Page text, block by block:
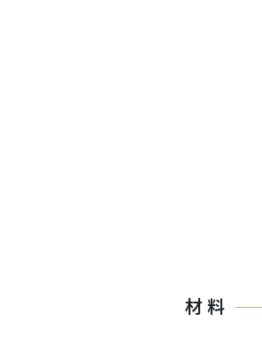
材 料